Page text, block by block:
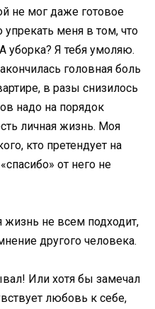
не мог даже готовое
упрекать меня в том, что
уборка? Я тебя умоляю.
головная боль
в разы снизилось
надо на порядок
личная жизнь. Моя
кто претендует на
от него не
не всем подходит,
другого человека.
Или хотя бы замечал
любовь к себе,